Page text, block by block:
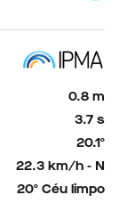
0.8 m
3.7 s
20.1º
22.3 km/h - N
20º Céu limpo